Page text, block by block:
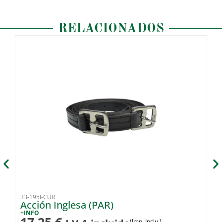
RELACIONADOS
33-195I-CUR
Acción Inglesa (PAR)
+INFO